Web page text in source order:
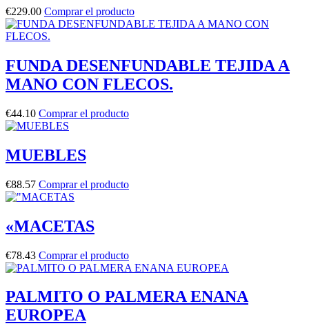
€229.00 Comprar el producto
FUNDA DESENFUNDABLE TEJIDA A
MANO CON FLECOS.
€44.10 Comprar el producto
MUEBLES
€88.57 Comprar el producto
«MACETAS
€78.43 Comprar el producto
PALMITO O PALMERA ENANA
EUROPEA